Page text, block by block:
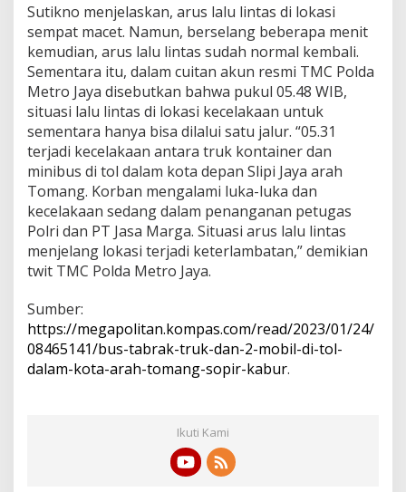
Sutikno menjelaskan, arus lalu lintas di lokasi
sempat macet. Namun, berselang beberapa menit
kemudian, arus lalu lintas sudah normal kembali.
Sementara itu, dalam cuitan akun resmi TMC Polda
Metro Jaya disebutkan bahwa pukul 05.48 WIB,
situasi lalu lintas di lokasi kecelakaan untuk
sementara hanya bisa dilalui satu jalur. “05.31
terjadi kecelakaan antara truk kontainer dan
minibus di tol dalam kota depan Slipi Jaya arah
Tomang. Korban mengalami luka-luka dan
kecelakaan sedang dalam penanganan petugas
Polri dan PT Jasa Marga. Situasi arus lalu lintas
menjelang lokasi terjadi keterlambatan,” demikian
twit TMC Polda Metro Jaya.
Sumber:
https://megapolitan.kompas.com/read/2023/01/24/
08465141/bus-tabrak-truk-dan-2-mobil-di-tol-
dalam-kota-arah-tomang-sopir-kabur.
Ikuti Kami